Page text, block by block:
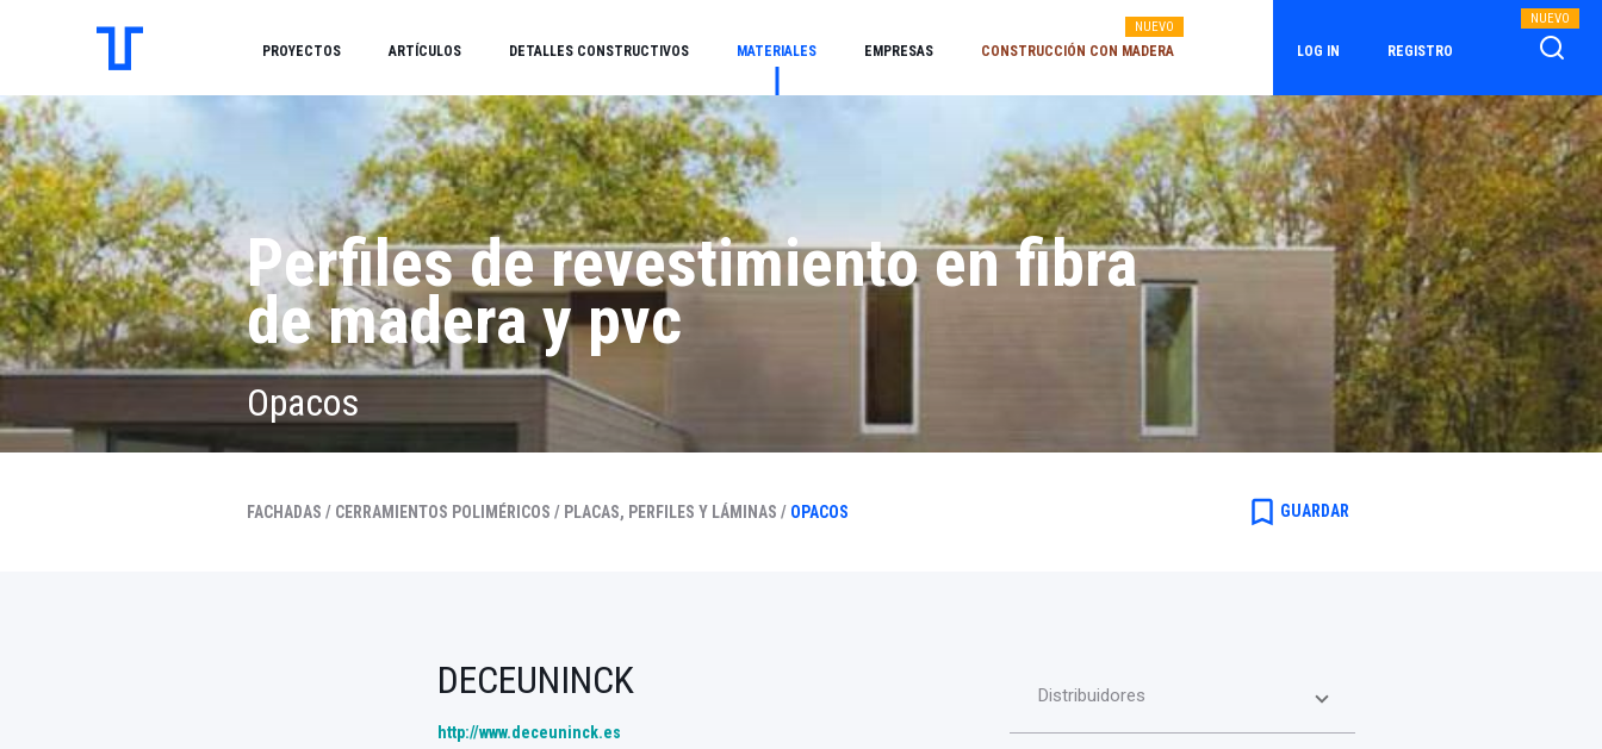
PROYECTOS ARTÍCULOS DETALLES CONSTRUCTIVOS MATERIALES EMPRESAS CONSTRUCCIÓN CON MADERA
NUEVO
LOG IN REGISTRO
NUEVO
Perfiles de revestimiento en fibra
de madera y pvc
Opacos
FACHADAS / CERRAMIENTOS POLIMÉRICOS / PLACAS, PERFILES Y LÁMINAS / OPACOS bookmark_border GUARDAR
DECEUNINCK
http://www.deceuninck.es
Distribuidores